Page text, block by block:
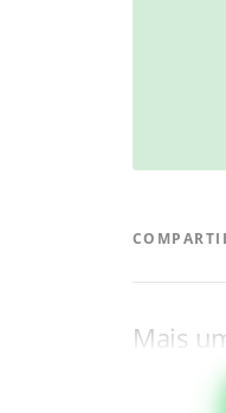
Mais